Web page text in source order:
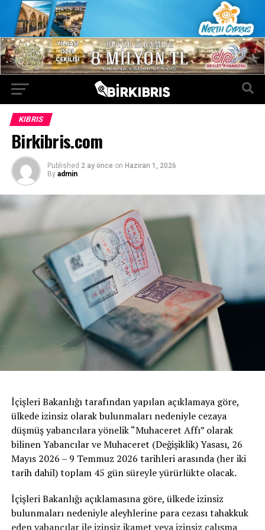
KIBRIS
Birkibris.com
Published 2 ay önce on Haziran 1, 2026
By admin
İçişleri Bakanlığı tarafından yapılan açıklamaya göre,
ülkede izinsiz olarak bulunmaları nedeniyle cezaya
düşmüş yabancılara yönelik “Muhaceret Affı” olarak
bilinen Yabancılar ve Muhaceret (Değişiklik) Yasası, 26
Mayıs 2026 – 9 Temmuz 2026 tarihleri arasında (her iki
tarih dahil) toplam 45 gün süreyle yürürlükte olacak.
İçişleri Bakanlığı açıklamasına göre, ülkede izinsiz
bulunmaları nedeniyle aleyhlerine para cezası tahakkuk
eden yabancılar ile izinsiz ikamet veya izinsiz çalışma